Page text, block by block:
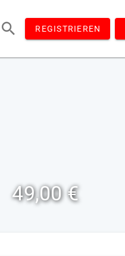
REGISTRIEREN
49,00 €